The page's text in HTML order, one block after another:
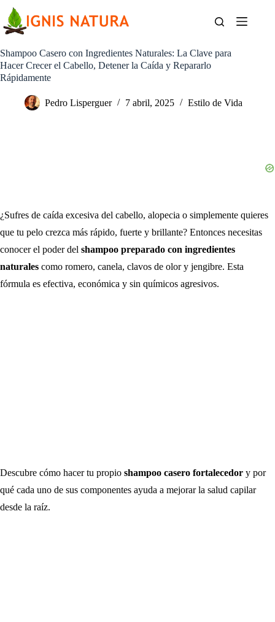
contenido
Shampoo Casero con Ingredientes Naturales: La Clave para
Hacer Crecer el Cabello, Detener la Caída y Repararlo
Rápidamente
Pedro Lisperguer 7 abril, 2025 Estilo de Vida
¿Sufres de caída excesiva del cabello, alopecia o simplemente quieres
que tu pelo crezca más rápido, fuerte y brillante? Entonces necesitas
conocer el poder del shampoo preparado con ingredientes
naturales como romero, canela, clavos de olor y jengibre. Esta
fórmula es efectiva, económica y sin químicos agresivos.
Descubre cómo hacer tu propio shampoo casero fortalecedor y por
qué cada uno de sus componentes ayuda a mejorar la salud capilar
desde la raíz.